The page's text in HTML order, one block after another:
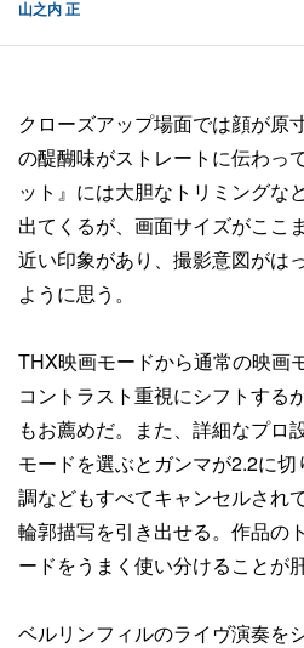
山之内 正
クローズアップ場面では顔が原
の醍醐味がストレートに伝わっ
ット』には大胆なトリミングな
出てくるが、画面サイズがここ
近い印象があり、撮影意図がは
ように思う。
THX映画モードから通常の映画
コントラスト重視にシフトする
もお薦めだ。また、詳細なプロ
モードを選ぶとガンマが2.2に
調などもすべてキャンセルされ
輪郭描写を引き出せる。作品の
ードをうまく使い分けることが肝
ベルリンフィルのライヴ演奏を